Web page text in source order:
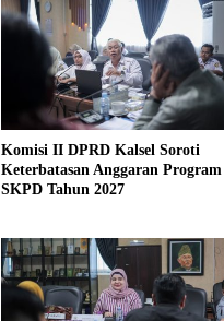
Komisi II DPRD Kalsel Soroti
Keterbatasan Anggaran Program
SKPD Tahun 2027